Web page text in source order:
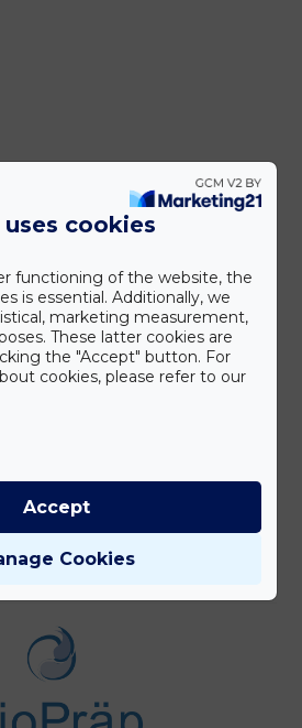
(TM) -hoz ajánljuk
cookies
functioning of the website, the
is essential. Additionally, we
marketing measurement,
These latter cookies are
the "Accept" button. For
cookies, please refer to our
Cookies
Accept